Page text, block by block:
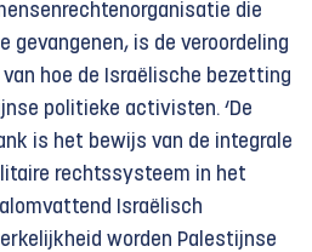
die
gevangenen, is de veroordeling
hoe de Israëlische bezetting
politieke activisten. ‘De
is het bewijs van de integrale
rechtssysteem in het
Israëlisch
worden Palestijnse